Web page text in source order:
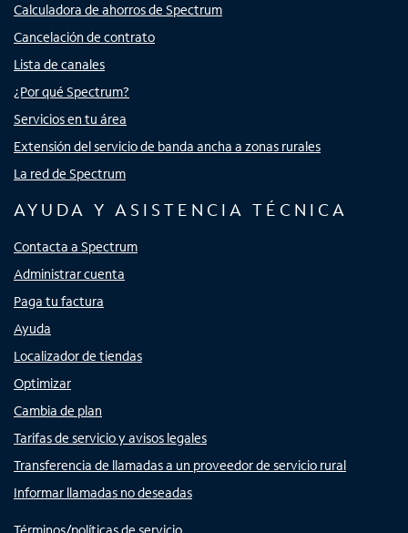
Calculadora de ahorros de Spectrum
Cancelación de contrato
Lista de canales
¿Por qué Spectrum?
Servicios en tu área
Extensión del servicio de banda ancha a zonas rurales
La red de Spectrum
AYUDA Y ASISTENCIA TÉCNICA
Contacta a Spectrum
Administrar cuenta
Paga tu factura
Ayuda
Localizador de tiendas
Optimizar
Cambia de plan
Tarifas de servicio y avisos legales
Transferencia de llamadas a un proveedor de servicio rural
Informar llamadas no deseadas